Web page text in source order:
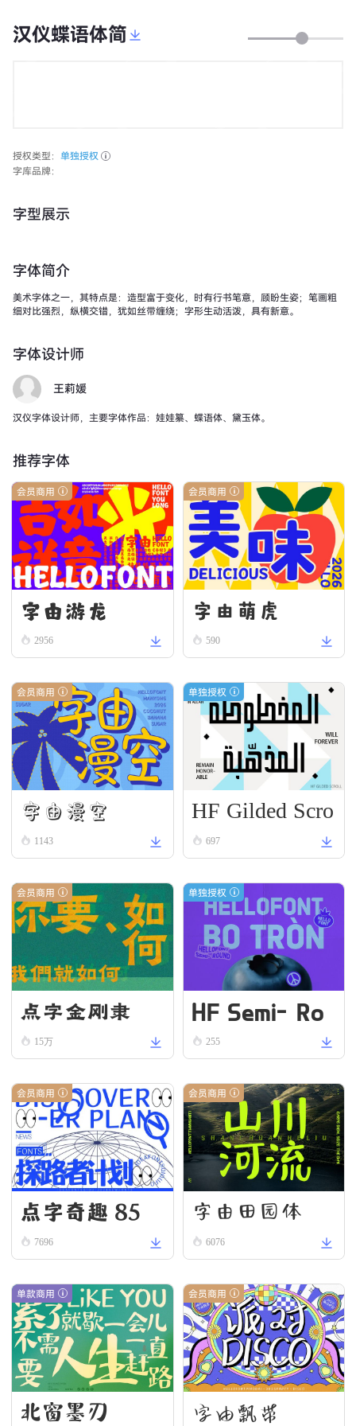
汉仪蝶语体简
授权类型： 单独授权
字库品牌：
字型展示
字体简介
美术字体之一，其特点是：造型富于变化，时有行书笔意，顾盼生姿；笔画粗
细对比强烈，纵横交错，犹如丝带缠绕；字形生动活泼，具有新意。
字体设计师
王莉媛
汉仪字体设计师，主要字体作品：娃娃纂、蝶语体、黛玉体。
推荐字体
会员商用
字由游龙
2956
会员商用
字由萌虎
590
会员商用
字由漫空
1143
单独授权
HF Gilded Scro
ll 697
会员商用
点字金刚隶
15万
单独授权
HF Semi-Ro
und VN Bold
255
会员商用
点字奇趣 85
7696
会员商用
字由田园体
6076
单款商用
北窗墨刃
会员商用
字由飘带